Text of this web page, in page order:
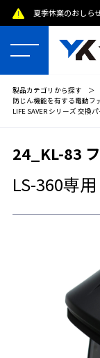
夏季休業のおしら
製品カテゴリから探す
＞
防じん機能を有する電動フ
LIFE SAVER シリーズ 交換
24_KL-83
LS-360専